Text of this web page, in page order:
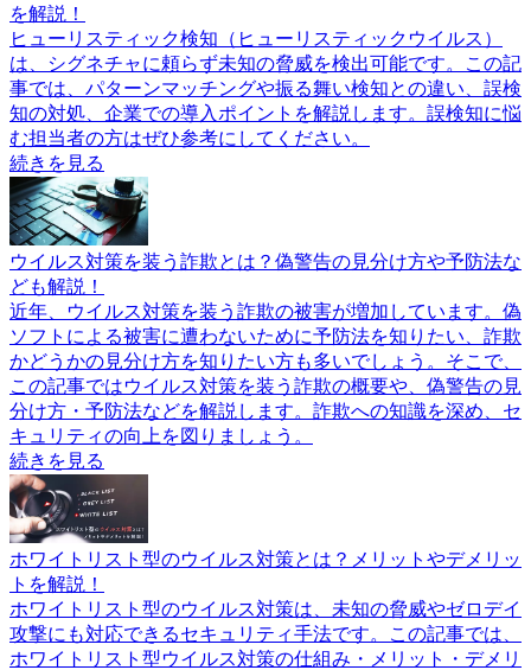
を解説！
ヒューリスティック検知（ヒューリスティックウイルス）
は、シグネチャに頼らず未知の脅威を検出可能です。この記
事では、パターンマッチングや振る舞い検知との違い、誤検
知の対処、企業での導入ポイントを解説します。誤検知に悩
む担当者の方はぜひ参考にしてください。
続きを見る
ウイルス対策を装う詐欺とは？偽警告の見分け方や予防法な
ども解説！
近年、ウイルス対策を装う詐欺の被害が増加しています。偽
ソフトによる被害に遭わないために予防法を知りたい、詐欺
かどうかの見分け方を知りたい方も多いでしょう。そこで、
この記事ではウイルス対策を装う詐欺の概要や、偽警告の見
分け方・予防法などを解説します。詐欺への知識を深め、セ
キュリティの向上を図りましょう。
続きを見る
ホワイトリスト型のウイルス対策とは？メリットやデメリッ
トを解説！
ホワイトリスト型のウイルス対策は、未知の脅威やゼロデイ
攻撃にも対応できるセキュリティ手法です。この記事では、
ホワイトリスト型ウイルス対策の仕組み・メリット・デメリ